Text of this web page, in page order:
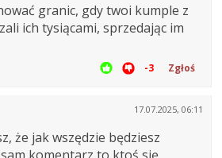
granic, gdy twoi kumple z
ich tysiącami, sprzedając im
-3 Zgłoś
17.07.2025, 06:11
że jak wszędzie będziesz